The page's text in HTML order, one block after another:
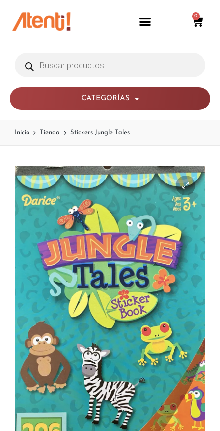
0
CATEGORÍAS
Inicio Tienda Stickers Jungle Tales